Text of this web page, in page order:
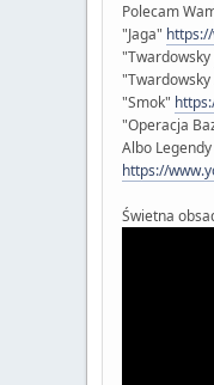
Polecam
"Jaga"
"Twardowsky
"Twardowsky
"Smok"
"Operacja
Albo
https://
Świetna